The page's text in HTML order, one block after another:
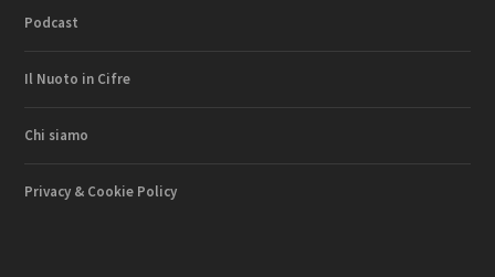
Podcast
Il Nuoto in Cifre
Chi siamo
Privacy & Cookie Policy